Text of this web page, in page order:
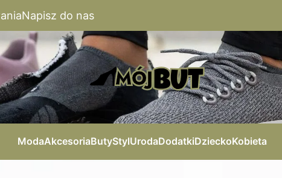
Napisz do nas
ModaAkcesoriaButyStylUrodaDodatkiDzieckoKobieta